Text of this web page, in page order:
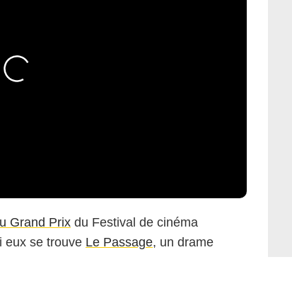
Grand Prix du Festival de cinéma
eux se trouve Le Passage, un drame